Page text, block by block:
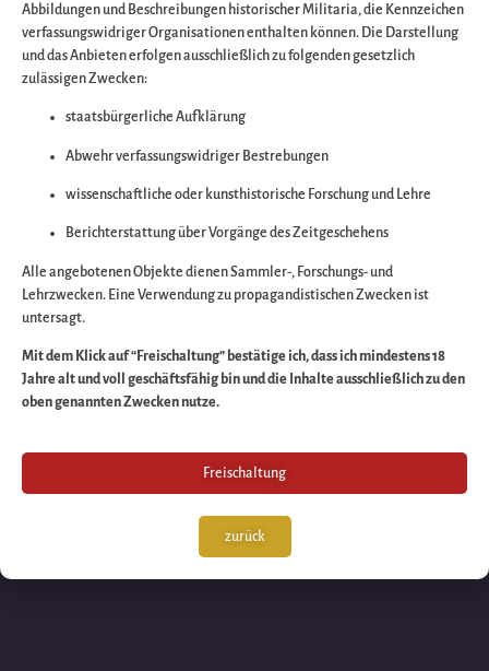
Entschuldigen Sie
bitte die
Wir arbeiten an
großartigen Sache
schauen Sie bald
wieder vorbei!
Abbildungen und Beschreibungen historischer Militaria, die Kennzeichen
verfassungswidriger Organisationen enthalten können. Die Darstellung
und das Anbieten erfolgen ausschließlich zu folgenden gesetzlich
zulässigen Zwecken:
staatsbürgerliche Aufklärung
Abwehr verfassungswidriger Bestrebungen
wissenschaftliche oder kunsthistorische Forschung und Lehre
Berichterstattung über Vorgänge des Zeitgeschehens
Alle angebotenen Objekte dienen Sammler-, Forschungs- und
Lehrzwecken. Eine Verwendung zu propagandistischen Zwecken ist
untersagt.
Mit dem Klick auf “Freischaltung” bestätige ich, dass ich mindestens 18
Jahre alt und voll geschäftsfähig bin und die Inhalte ausschließlich zu den
oben genannten Zwecken nutze.
Freischaltung
zurück